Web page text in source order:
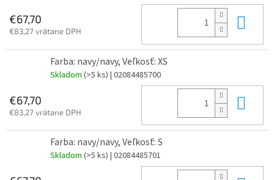
€67,70
€83,27 vrátane DPH
Farba: navy/navy, Veľkosť: XS
Skladom (>5 ks) | 02084485700
€67,70
€83,27 vrátane DPH
Farba: navy/navy, Veľkosť: S
Skladom (>5 ks) | 02084485701